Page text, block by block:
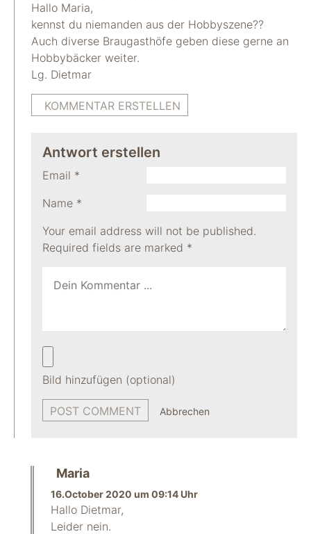
Hallo Maria,
kennst du niemanden aus der Hobbyszene??
Auch diverse Braugasthöfe geben diese gerne an
Hobbybäcker weiter.
Lg. Dietmar
KOMMENTAR ERSTELLEN
Antwort erstellen
Your email address will not be published.
Required fields are marked *
Name *
Email *
Bild hinzufügen (optional)
Abbrechen
Maria
16.October 2020 um 09:14 Uhr
Hallo Dietmar,
Leider nein.